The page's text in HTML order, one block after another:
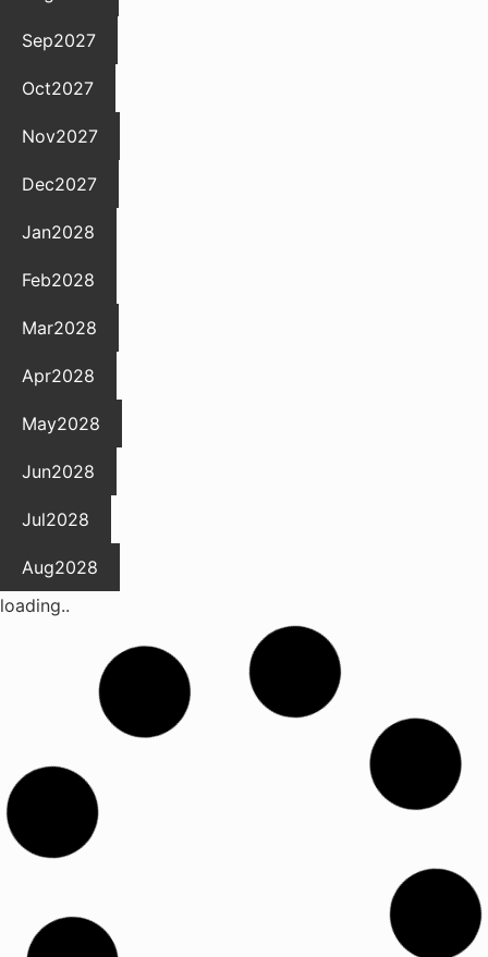
Sep2027
Oct2027
Nov2027
Dec2027
Jan2028
Feb2028
Mar2028
Apr2028
May2028
Jun2028
Jul2028
Aug2028
loading..